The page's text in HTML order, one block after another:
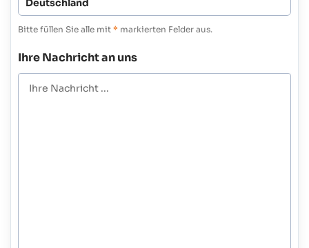
Bitte füllen Sie alle mit * markierten Felder aus.
Ihre Nachricht an uns